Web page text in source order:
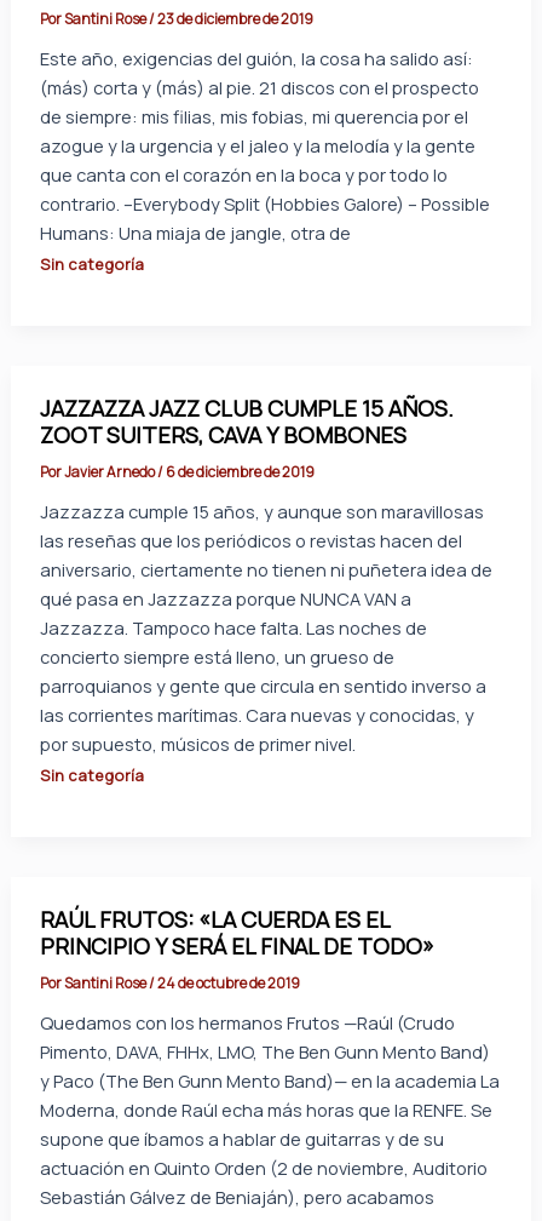
PorSantini Rose/23 de diciembre de 2019
Este año, exigencias del guión, la cosa ha salido así:
(más) corta y (más) al pie. 21 discos con el prospecto
de siempre: mis filias, mis fobias, mi querencia por el
azogue y la urgencia y el jaleo y la melodía y la gente
que canta con el corazón en la boca y por todo lo
contrario. –Everybody Split (Hobbies Galore) – Possible
Humans: Una miaja de jangle, otra de
Sin categoría
JAZZAZZA JAZZ CLUB CUMPLE 15 AÑOS.
ZOOT SUITERS, CAVA Y BOMBONES
PorJavier Arnedo/6 de diciembre de 2019
Jazzazza cumple 15 años, y aunque son maravillosas
las reseñas que los periódicos o revistas hacen del
aniversario, ciertamente no tienen ni puñetera idea de
qué pasa en Jazzazza porque NUNCA VAN a
Jazzazza. Tampoco hace falta. Las noches de
concierto siempre está lleno, un grueso de
parroquianos y gente que circula en sentido inverso a
las corrientes marítimas. Cara nuevas y conocidas, y
por supuesto, músicos de primer nivel.
Sin categoría
RAÚL FRUTOS: «LA CUERDA ES EL
PRINCIPIO Y SERÁ EL FINAL DE TODO»
PorSantini Rose/24 de octubre de 2019
Quedamos con los hermanos Frutos —Raúl (Crudo
Pimento, DAVA, FHHx, LMO, The Ben Gunn Mento Band)
y Paco (The Ben Gunn Mento Band)— en la academia La
Moderna, donde Raúl echa más horas que la RENFE. Se
supone que íbamos a hablar de guitarras y de su
actuación en Quinto Orden (2 de noviembre, Auditorio
Sebastián Gálvez de Beniaján), pero acabamos